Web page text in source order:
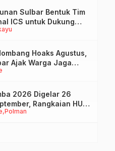
Sulbar Bentuk Tim
ICS untuk Dukung
Pekebun di
Hoaks Agustus,
Ajak Warga Jaga
Polman
2026 Digelar 26
Rangkaian HUT